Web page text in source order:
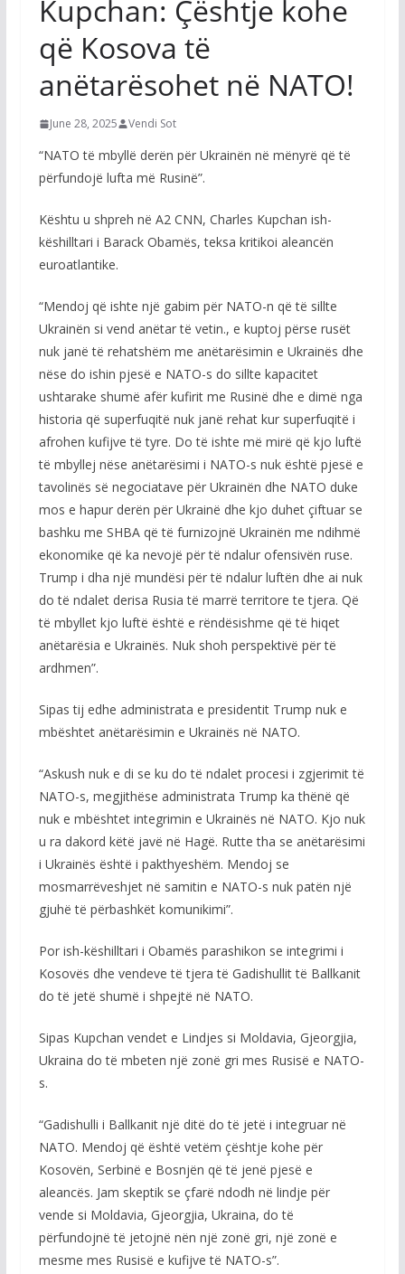
Kupchan: Çështje kohe
që Kosova të
anëtarësohet në NATO!
June 28, 2025 Vendi Sot
“NATO të mbyllë derën për Ukrainën në mënyrë që të
përfundojë lufta më Rusinë”.
Kështu u shpreh në A2 CNN, Charles Kupchan ish-
këshilltari i Barack Obamës, teksa kritikoi aleancën
euroatlantike.
“Mendoj që ishte një gabim për NATO-n që të sillte
Ukrainën si vend anëtar të vetin., e kuptoj përse rusët
nuk janë të rehatshëm me anëtarësimin e Ukrainës dhe
nëse do ishin pjesë e NATO-s do sillte kapacitet
ushtarake shumë afër kufirit me Rusinë dhe e dimë nga
historia që superfuqitë nuk janë rehat kur superfuqitë i
afrohen kufijve të tyre. Do të ishte më mirë që kjo luftë
të mbyllej nëse anëtarësimi i NATO-s nuk është pjesë e
tavolinës së negociatave për Ukrainën dhe NATO duke
mos e hapur derën për Ukrainë dhe kjo duhet çiftuar se
bashku me SHBA që të furnizojnë Ukrainën me ndihmë
ekonomike që ka nevojë për të ndalur ofensivën ruse.
Trump i dha një mundësi për të ndalur luftën dhe ai nuk
do të ndalet derisa Rusia të marrë territore te tjera. Që
të mbyllet kjo luftë është e rëndësishme që të hiqet
anëtarësia e Ukrainës. Nuk shoh perspektivë për të
ardhmen”.
Sipas tij edhe administrata e presidentit Trump nuk e
mbështet anëtarësimin e Ukrainës në NATO.
“Askush nuk e di se ku do të ndalet procesi i zgjerimit të
NATO-s, megjithëse administrata Trump ka thënë që
nuk e mbështet integrimin e Ukrainës në NATO. Kjo nuk
u ra dakord këtë javë në Hagë. Rutte tha se anëtarësimi
i Ukrainës është i pakthyeshëm. Mendoj se
mosmarrëveshjet në samitin e NATO-s nuk patën një
gjuhë të përbashkët komunikimi”.
Por ish-këshilltari i Obamës parashikon se integrimi i
Kosovës dhe vendeve të tjera të Gadishullit të Ballkanit
do të jetë shumë i shpejtë në NATO.
Sipas Kupchan vendet e Lindjes si Moldavia, Gjeorgjia,
Ukraina do të mbeten një zonë gri mes Rusisë e NATO-
s.
“Gadishulli i Ballkanit një ditë do të jetë i integruar në
NATO. Mendoj që është vetëm çështje kohe për
Kosovën, Serbinë e Bosnjën që të jenë pjesë e
aleancës. Jam skeptik se çfarë ndodh në lindje për
vende si Moldavia, Gjeorgjia, Ukraina, do të
përfundojnë të jetojnë nën një zonë gri, një zonë e
mesme mes Rusisë e kufijve të NATO-s”.